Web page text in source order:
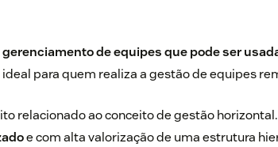
de equipes que pode ser
para quem realiza a gestão de equipes
relacionado ao conceito de gestão
e com alta valorização de uma estrutura